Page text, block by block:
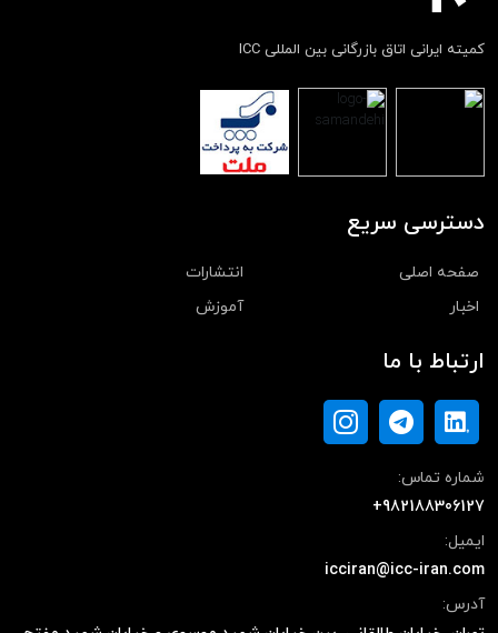
کمیته ایرانی اتاق بازرگانی بین المللی ICC
دسترسی سریع
صفحه اصلی
انتشارات
اخبار
آموزش
ارتباط با ما
شماره تماس:
+982188306127
ایمیل:
icciran@icc-iran.com
آدرس: